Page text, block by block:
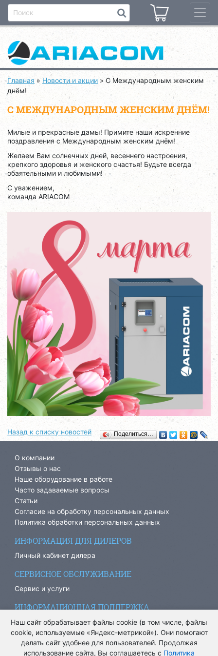
Главная » Новости и акции »С Международным женским
днём!
С МЕЖДУНАРОДНЫМ ЖЕНСКИМ ДНЁМ!
Милые и прекрасные дамы! Примите наши искренние
поздравления с Международным женским днём!
Желаем Вам солнечных дней, весеннего настроения,
крепкого здоровья и женского счастья! Будьте всегда
обаятельными и любимыми!
С уважением,
команда ARIACOM
Поделиться…
Назад к списку новостей
О компании
Отзывы о нас
Наше оборудование в работе
Часто задаваемые вопросы
Статьи
Согласие на обработку персональных данных
Политика обработки персональных данных
ИНФОРМАЦИЯ ДЛЯ ДИЛЕРОВ
Личный кабинет дилера
СЕРВИСНОЕ ОБСЛУЖИВАНИЕ
Сервис и услуги
ИНФОРМАЦИОННАЯ ПОДДЕРЖКА
info@ariacom.ru
Наш сайт обрабатывает файлы cookie (в том числе, файлы
cookie, используемые «Яндекс-метрикой»). Они помогают
делать сайт удобнее для пользователей. Продолжая
использование сайта, Вы соглашаетесь с Политика